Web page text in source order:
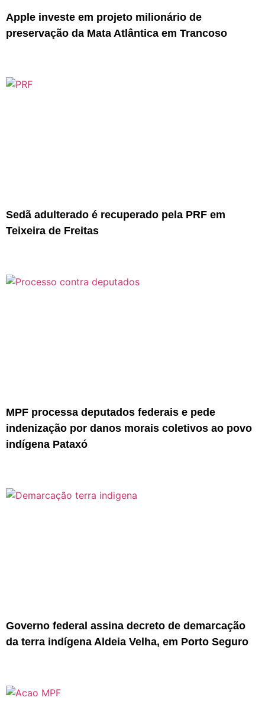
Apple investe em projeto milionário de
preservação da Mata Atlântica em Trancoso
Sedã adulterado é recuperado pela PRF em
Teixeira de Freitas
MPF processa deputados federais e pede
indenização por danos morais coletivos ao povo
indígena Pataxó
Governo federal assina decreto de demarcação
da terra indígena Aldeia Velha, em Porto Seguro